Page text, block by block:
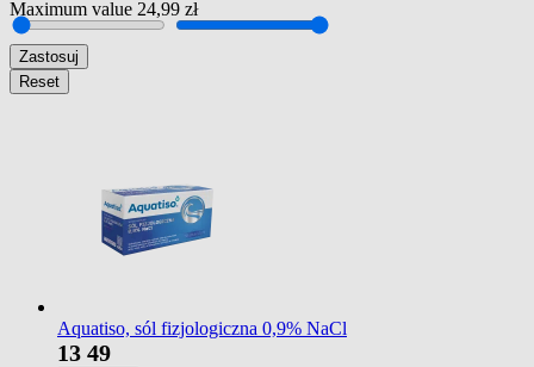
Maximum value 24,99 zł
Zastosuj
Reset
Aquatiso, sól fizjologiczna 0,9% NaCl
13 49